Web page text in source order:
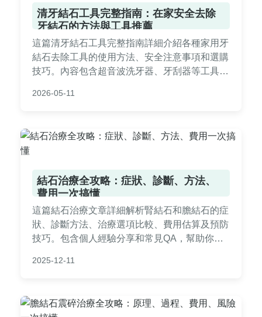
清牙結石工具完整指南：在家安全去除
牙結石的方法與工具推薦
這篇清牙結石工具完整指南詳細介紹各種家用牙
結石去除工具的使用方法、安全注意事項和選購
技巧。內容包含超音波洗牙器、牙刮器等工具比
幫助你在家安全有效地維護口腔健康。
2026-05-11
結石治療全攻略：症狀、診斷、方法、
費用一次搞懂
這篇結石治療文章詳細解析腎結石和膽結石的症
狀、診斷方法、治療選項比較、費用估算及預防
技巧。包含個人經驗分享和常見QA，幫助你從
疑問。
2025-12-11